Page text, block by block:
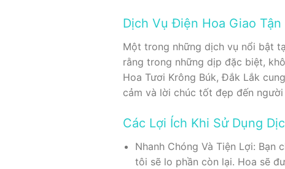
Dịch Vụ Điện Hoa Giao
Một trong những dịch vụ nổi bật
rằng trong những dịp đặc biệt,
Hoa Tươi Krông Búk, Đắk Lắk
cảm và lời chúc tốt đẹp đến
Các Lợi Ích Khi Sử Dụng
Nhanh Chóng Và Tiện Lợi:
tôi sẽ lo phần còn lại. Hoa sẽ